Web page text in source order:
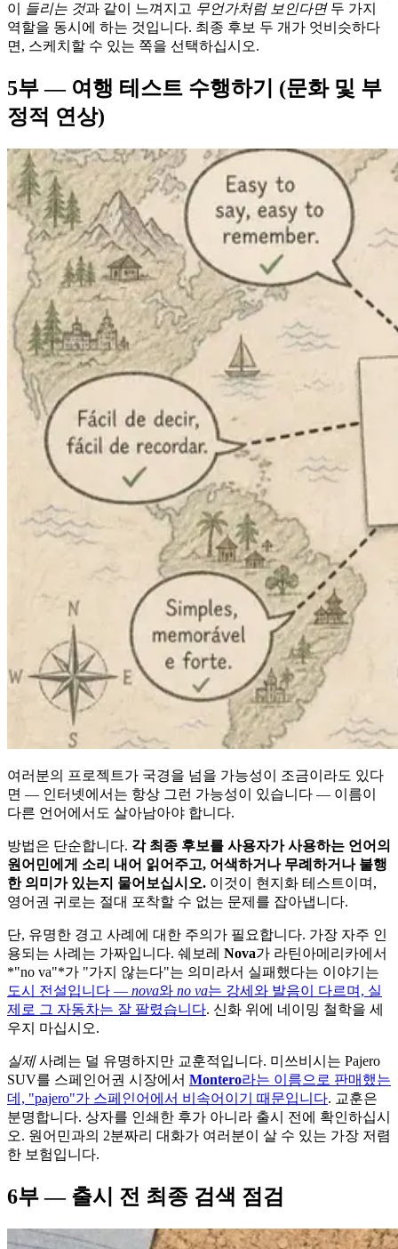
이
들리는 것과 같이 느껴지고 무언가처럼 보인다면두 가지
역할을 동시에 하는 것입니다. 최종 후보 두 개가 엇비슷하다
면, 스케치할 수 있는 쪽을 선택하십시오.
5부 — 여행 테스트 수행하기 (문화 및 부
정적 연상)
여러분의 프로젝트가 국경을 넘을 가능성이 조금이라도 있다
면 — 인터넷에서는 항상 그런 가능성이 있습니다 — 이름이
다른 언어에서도 살아남아야 합니다.
방법은 단순합니다. 각 최종 후보를 사용자가 사용하는 언어의
원어민에게 소리 내어 읽어주고, 어색하거나 무례하거나 불행
한 의미가 있는지 물어보십시오. 이것이 현지화 테스트이며,
영어권 귀로는 절대 포착할 수 없는 문제를 잡아냅니다.
단, 유명한 경고 사례에 대한 주의가 필요합니다. 가장 자주 인
용되는 사례는 가짜입니다. 쉐보레 Nova가 라틴아메리카에서
*"no va"*가 "가지 않는다"는 의미라서 실패했다는 이야기는
도시 전설입니다 — nova와 no va는 강세와 발음이 다르며, 실
제로 그 자동차는 잘 팔렸습니다. 신화 위에 네이밍 철학을 세
우지 마십시오.
실제사례는 덜 유명하지만 교훈적입니다. 미쓰비시는 Pajero
SUV를 스페인어권 시장에서 Montero라는 이름으로 판매했는
데, "pajero"가 스페인어에서 비속어이기 때문입니다. 교훈은
분명합니다. 상자를 인쇄한 후가 아니라 출시 전에 확인하십시
오. 원어민과의 2분짜리 대화가 여러분이 살 수 있는 가장 저렴
한 보험입니다.
6부 — 출시 전 최종 검색 점검